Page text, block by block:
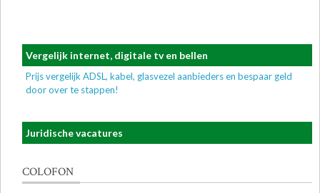
Vergelijk internet, digitale tv en bellen
Prijs vergelijk ADSL, kabel, glasvezel aanbieders en bespaar geld
door over te stappen!
Juridische vacatures
COLOFON